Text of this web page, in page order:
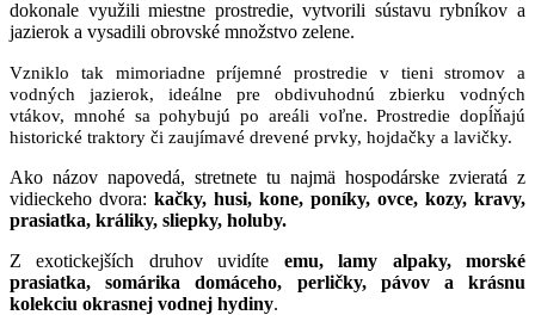
dokonale využili miestne prostredie, vytvorili sústavu rybníkov a
jazierok a vysadili obrovské množstvo zelene.
Vzniklo tak mimoriadne príjemné prostredie v tieni stromov a
vodných jazierok, ideálne pre obdivuhodnú zbierku vodných
vtákov, mnohé sa pohybujú po areáli voľne. Prostredie dopĺňajú
historické traktory či zaujímavé drevené prvky, hojdačky a lavičky.
Ako názov napovedá, stretnete tu najmä hospodárske zvieratá z
vidieckeho dvora: kačky, husi, kone, poníky, ovce, kozy, kravy,
prasiatka, králiky, sliepky, holuby.
Z exotickejších druhov uvidíte emu, lamy alpaky, morské
prasiatka, somárika domáceho, perličky, pávov a krásnu
kolekciu okrasnej vodnej hydiny.